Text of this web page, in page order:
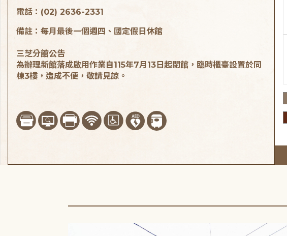
電話：(02) 2636-2331
備註：每月最後一個週四、國定假日休館
三芝分館公告
為辦理新館落成啟用作業自115年7月13日起閉館，臨時櫃臺設置於同
棟3樓，造成不便，敬請見諒。